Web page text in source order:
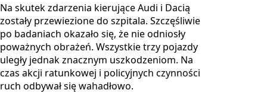
Na skutek zdarzenia kierujące Audi i Dacią
zostały przewiezione do szpitala. Szczęśliwie
po badaniach okazało się, że nie odniosły
poważnych obrażeń. Wszystkie trzy pojazdy
uległy jednak znacznym uszkodzeniom. Na
czas akcji ratunkowej i policyjnych czynności
ruch odbywał się wahadłowo.